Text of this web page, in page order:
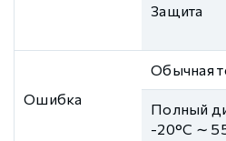
Защита
Ошибка
Обычная
Полный
-20°C ∼